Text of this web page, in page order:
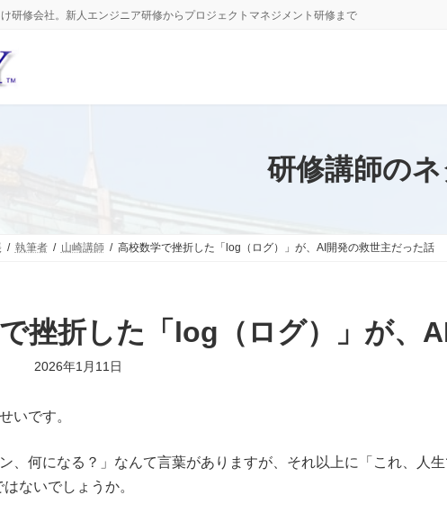
研修会社。新人エンジニア研修からプロジェクトマネジメント研修まで
研修講師の
執筆者 山崎講師 高校数学で挫折した「log（ログ）」が、AI開発の救世主だった話
挫折した「log（ログ）」が、
最
新
:
2026年1月11日
いです。
ン、何になる？」なんて言葉がありますが、それ以上に「これ、人
ないでしょうか。